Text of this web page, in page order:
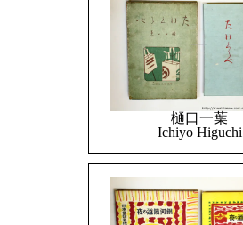
樋口一葉
Ichiyo Higuchi